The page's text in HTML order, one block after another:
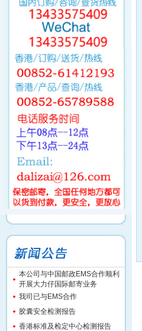
本公司与中国邮政EMS合作顺利
开展大力仔国际邮寄业务
我司已与EMS合作
胶囊安全检测报告
香港标准及检定中心检测报告